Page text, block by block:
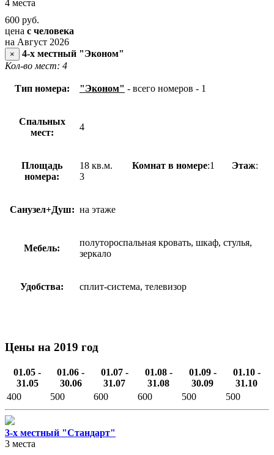
4 места
600 руб.
цена с человека
на Август 2026
×
4-х местный "Эконом"
Кол-во мест: 4
Тип номера: "Эконом" - всего номеров - 1
Спальных
мест:
4
Площадь
номера:
18 кв.м. Комнат в номере:1 Этаж:
3
Санузел+Душ: на этаже
Мебель:
полутороспальная кровать, шкаф, стулья,
зеркало
Удобства: сплит-система, телевизор
Цены на 2019 год
01.05 -
31.05
01.06 -
30.06
01.07 -
31.07
01.08 -
31.08
01.09 -
30.09
01.10 -
31.10
400
500 600 600 500 500
3-х местный "Стандарт"
3 места